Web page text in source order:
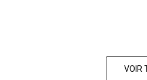
VOIR